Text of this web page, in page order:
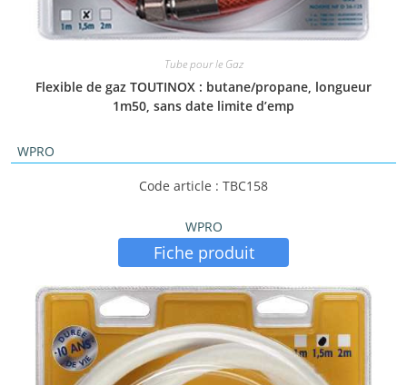
Tube pour le Gaz
Flexible de gaz TOUTINOX : butane/propane, longueur
1m50, sans date limite d’emp
WPRO
Code article : TBC158
WPRO
Fiche produit